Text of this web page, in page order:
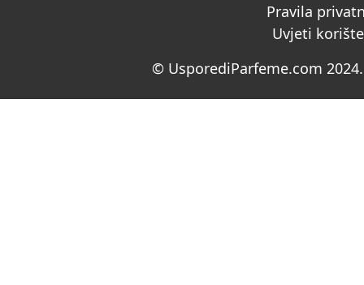
Pravila
Uvjeti
© UsporediParfeme.com